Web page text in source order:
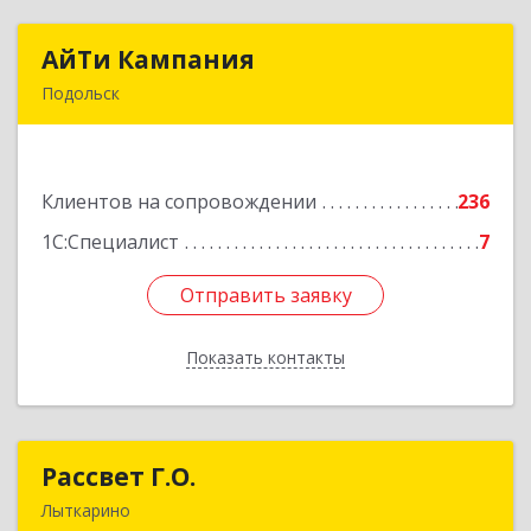
АйТи Кампания
Подольск
Клиентов на сопровождении
236
1С:Специалист
7
Отправить заявку
Показать контакты
Подробнее
Отправить заявку
Назад
Рассвет Г.О.
Лыткарино